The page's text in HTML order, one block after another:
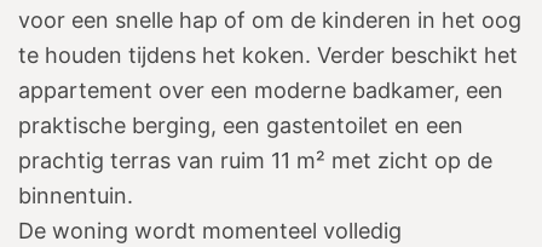
voor een snelle hap of om de kinderen in het oog
te houden tijdens het koken. Verder beschikt het
appartement over een moderne badkamer, een
praktische berging, een gastentoilet en een
prachtig terras van ruim 11 m² met zicht op de
binnentuin.
De woning wordt momenteel volledig